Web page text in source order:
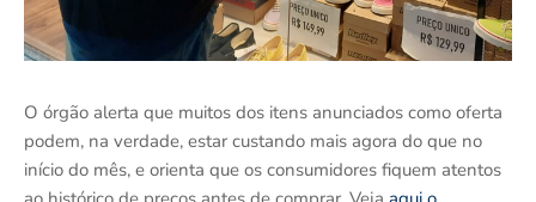
O órgão alerta que muitos dos itens anunciados como oferta
podem, na verdade, estar custando mais agora do que no
início do mês, e orienta que os consumidores fiquem atentos